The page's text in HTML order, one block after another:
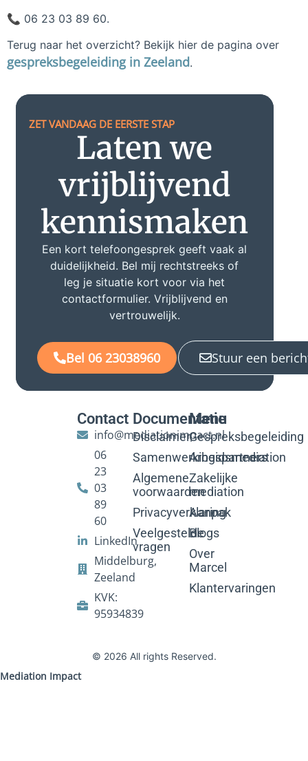
📞 06 23 03 89 60.
Terug naar het overzicht? Bekijk hier de pagina over
gespreksbegeleiding in Zeeland.
ZET VANDAAG DE EERSTE STAP
Laten we
vrijblijvend
kennismaken
Een kort telefoongesprek geeft vaak al
duidelijkheid. Bel mij rechtstreeks of
leg je situatie kort voor via het
contactformulier. Vrijblijvend en
vertrouwelijk.
Bel 06 23038960 Stuur een
Contact
info@mediationimpact.nl
06
23
03
89
60
LinkedIn
Middelburg,
Zeeland
KVK:
95934839
Documentatie
Disclaimer
Samenwerkingspartners
Algemene
voorwaarden
Privacyverklaring
Veelgestelde
vragen
Menu
Gespreksbegeleiding
Arbeidsmediation
Zakelijke
mediation
Aanpak
Blogs
Over
Marcel
Klantervaringen
© 2026 All rights Reserved.
Mediation Impact